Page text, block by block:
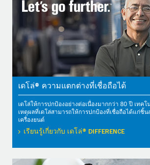
เดโล่® ความแตกต่างที่เชื่อถือได้
เดโล่ให้การปกป้องอย่างต่อเนื่องมากกว่า 80 ปี เทคโ
เหตุผลที่เดโล่สามารถให้การปกป้องที่เชื่อถือได้แก่ชิ้
เครื่องยนต์
เรียนรู้เกี่ยวกับ เดโล่® DIFFERENCE